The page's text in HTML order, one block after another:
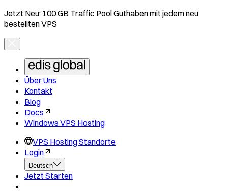
Jetzt Neu: 100 GB Traffic Pool Guthaben mit jedem neu
bestellten VPS
Über Uns
Kontakt
Blog
Docs
Windows VPS Hosting
VPS Hosting Standorte
Login
Deutsch
Jetzt Starten